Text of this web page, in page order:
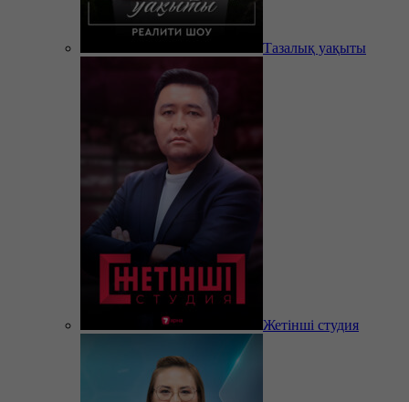
Тазалық уақыты
Жетінші студия